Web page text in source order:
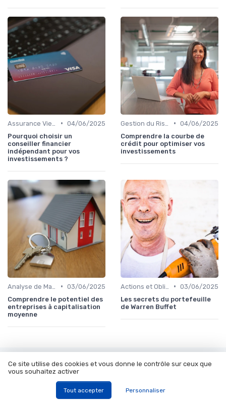
• 04/06/2025
Pourquoi choisir un
conseiller financier
indépendant pour vos
investissements ?
• 04/06/2025
Comprendre la courbe de
crédit pour optimiser vos
investissements
• 03/06/2025
Comprendre le potentiel des
entreprises à capitalisation
moyenne
• 03/06/2025
Les secrets du portefeuille
de Warren Buffet
Les articles par date
Décembre 2023
Ce site utilise des cookies et vous donne le contrôle sur ceux que
vous souhaitez activer
Tout accepter Personnaliser